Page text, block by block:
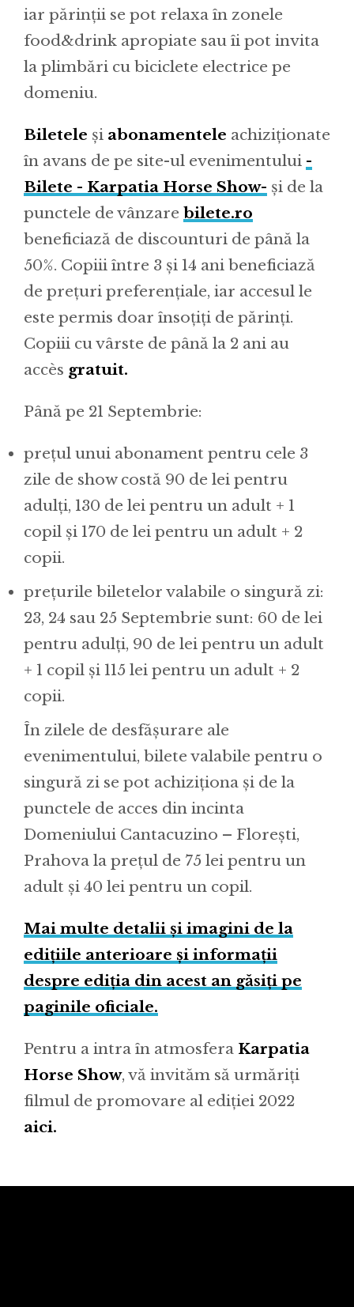
iar părinții se pot relaxa în zonele
food&drink apropiate sau îi pot invita
la plimbări cu biciclete electrice pe
domeniu.
Biletele și abonamentele achiziționate
în avans de pe site-ul evenimentului -
Bilete - Karpatia Horse Show- și de la
punctele de vânzare bilete.ro
beneficiază de discounturi de până la
50%. Copiii între 3 și 14 ani beneficiază
de prețuri preferențiale, iar accesul le
este permis doar însoțiți de părinți.
Copiii cu vârste de până la 2 ani au
accès gratuit.
Până pe 21 Septembrie:
prețul unui abonament pentru cele 3
zile de show costă 90 de lei pentru
adulți, 130 de lei pentru un adult + 1
copil și 170 de lei pentru un adult + 2
copii.
prețurile biletelor valabile o singură zi:
23, 24 sau 25 Septembrie sunt: 60 de lei
pentru adulți, 90 de lei pentru un adult
+ 1 copil și 115 lei pentru un adult + 2
copii.
În zilele de desfășurare ale
evenimentului, bilete valabile pentru o
singură zi se pot achiziționa și de la
punctele de acces din incinta
Domeniului Cantacuzino – Florești,
Prahova la prețul de 75 lei pentru un
adult și 40 lei pentru un copil.
Mai multe detalii şi imagini de la
ediţiile anterioare și informații
despre ediția din acest an găsiţi pe
paginile oficiale.
Pentru a intra în atmosfera Karpatia
Horse Show, vă invităm să urmăriţi
filmul de promovare al ediției 2022
aici.